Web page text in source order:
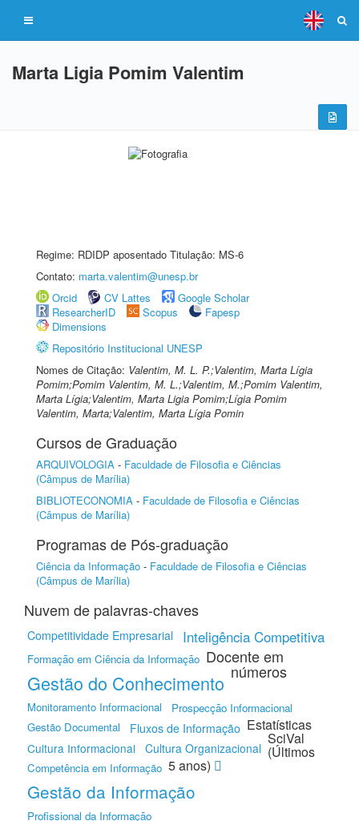
Marta Ligia Pomim Valentim
Regime: RDIDP aposentado Titulação: MS-6
Contato: marta.valentim@unesp.br
Orcid
CV Lattes
Google Scholar
ResearcherID
Scopus
Fapesp
Dimensions
Repositório Institucional UNESP
Nomes de Citação: Valentim, M. L. P.;Valentim, Marta Lígia
Pomim;Pomim Valentim, M. L.;Valentim, M.;Pomim Valentim,
Marta Lígia;Valentim, Marta Ligia Pomim;Lígia Pomim
Valentim, Marta;Valentim, Marta Lígia Pomin
Cursos de Graduação
ARQUIVOLOGIA - Faculdade de Filosofia e Ciências
(Câmpus de Marília)
BIBLIOTECONOMIA - Faculdade de Filosofia e Ciências
(Câmpus de Marília)
Programas de Pós-graduação
Ciência da Informação - Faculdade de Filosofia e Ciências
(Câmpus de Marília)
Nuvem de palavras-chaves
Competitividade Empresarial Inteligência Competitiva
Formação em Ciência da Informação
Gestão do Conhecimento
Monitoramento Informacional
Prospecção Informacional
Gestão Documental
Fluxos de Informação
Cultura Informacional
Cultura Organizacional
Competência em Informação
Gestão da Informação
Profissional da Informação
Docente em
números
Estatísticas
SciVal
(Últimos
5 anos)